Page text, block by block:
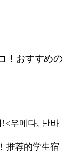
우메다, 난바
推荐的学生宿